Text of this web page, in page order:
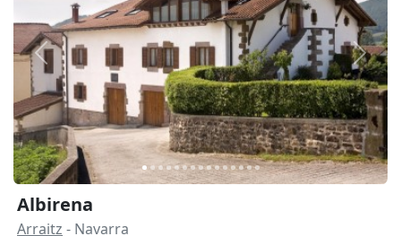
Anterior
Albirena
Arraitz - Navarra